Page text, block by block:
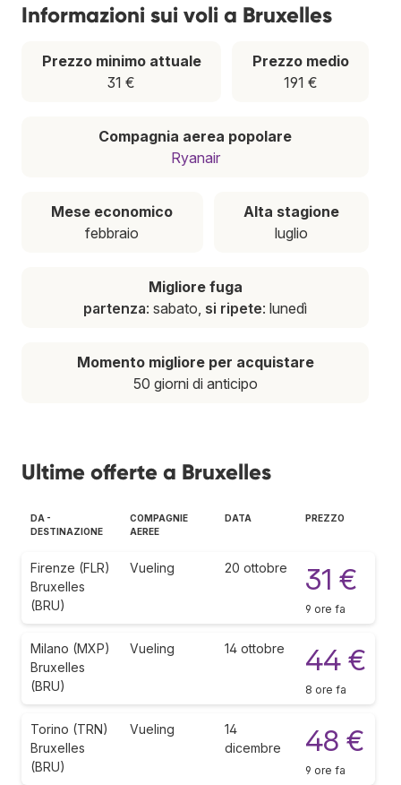
Informazioni sui voli a Bruxelles
Prezzo minimo attuale
31 €
Prezzo medio
191 €
Compagnia aerea popolare
Ryanair
Mese economico
febbraio
Alta stagione
luglio
Migliore fuga
partenza: sabato, si ripete: lunedì
Momento migliore per acquistare
50 giorni di anticipo
Ultime offerte a Bruxelles
DA -
DESTINAZIONE
COMPAGNIE
AEREE
DATA PREZZO
Firenze (FLR)
Bruxelles
(BRU)
Vueling 20 ottobre 31 €
9 ore fa
Milano (MXP)
Bruxelles
(BRU)
Vueling 14 ottobre 44 €
8 ore fa
Torino (TRN)
Bruxelles
(BRU)
Vueling
14
dicembre
48 €
9 ore fa